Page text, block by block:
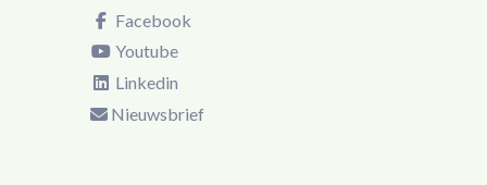
Facebook
Youtube
Linkedin
Nieuwsbrief